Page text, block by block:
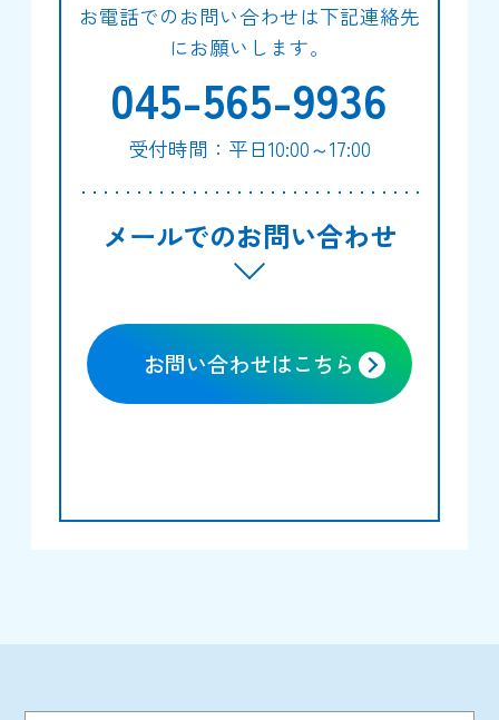
お電話でのお問い合わせは下記連絡先
にお願いします。
045-565-9936
受付時間：平日10:00～17:00
メールでのお問い合わせ
お問い合わせはこちら